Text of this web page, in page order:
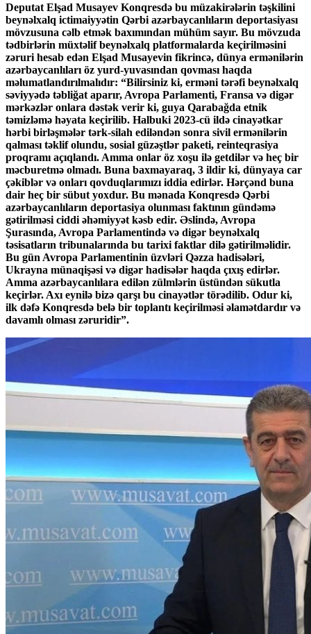
Deputat Elşad Musayev Konqresdə bu müzakirələrin təşkilini
beynəlxalq ictimaiyyətin Qərbi azərbaycanlıların deportasiyası
mövzusuna cəlb etmək baxımından mühüm sayır. Bu mövzuda
tədbirlərin müxtəlif beynəlxalq platformalarda keçirilməsini
zəruri hesab edən Elşad Musayevin fikrincə, dünya ermənilərin
azərbaycanlıları öz yurd-yuvasından qovması haqda
məlumatlandırılmalıdır: “Bilirsiniz ki, erməni tərəfi beynəlxalq
səviyyədə təbliğat aparır, Avropa Parlamenti, Fransa və digər
mərkəzlər onlara dəstək verir ki, guya Qarabağda etnik
təmizləmə həyata keçirilib. Halbuki 2023-cü ildə cinayətkar
hərbi birləşmələr tərk-silah ediləndən sonra sivil ermənilərin
qalması təklif olundu, sosial güzəştlər paketi, reinteqrasiya
proqramı açıqlandı. Amma onlar öz xoşu ilə getdilər və heç bir
məcburetmə olmadı. Buna baxmayaraq, 3 ildir ki, dünyaya car
çəkiblər və onları qovduqlarımızı iddia edirlər. Hərçənd buna
dair heç bir sübut yoxdur. Bu mənada Konqresdə Qərbi
azərbaycanlıların deportasiya olunması faktının gündəmə
gətirilməsi ciddi əhəmiyyət kəsb edir. Əslində, Avropa
Şurasında, Avropa Parlamentində və digər beynəlxalq
təsisatların tribunalarında bu tarixi faktlar dilə gətirilməlidir.
Bu gün Avropa Parlamentinin üzvləri Qəzza hadisələri,
Ukrayna münaqişəsi və digər hadisələr haqda çıxış edirlər.
Amma azərbaycanlılara edilən zülmlərin üstündən sükutla
keçirlər. Axı eynilə bizə qarşı bu cinayətlər törədilib. Odur ki,
ilk dəfə Konqresdə belə bir toplantı keçirilməsi əlamətdardır və
davamlı olması zəruridir”.